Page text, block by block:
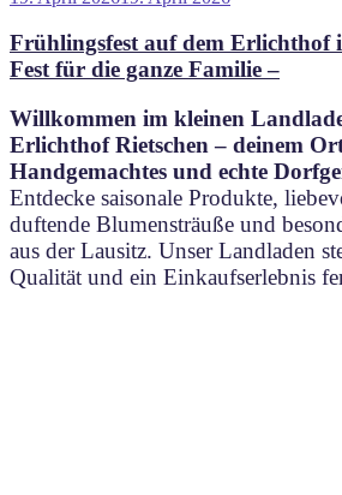
Frühlingsfest auf dem Erlichthof
Fest für die ganze Familie –
Willkommen im kleinen
Erlichthof Rietschen – deinem
Handgemachtes und echte
Entdecke saisonale Produkte,
duftende Blumensträuße und
aus der Lausitz. Unser Landladen
Qualität und ein Einkaufserlebnis